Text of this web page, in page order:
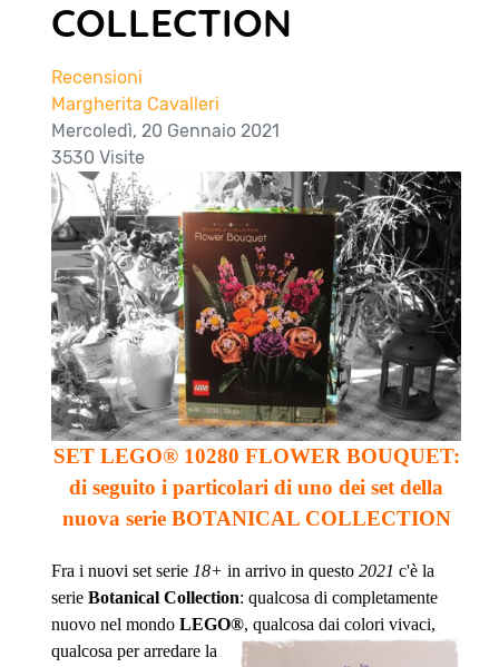
COLLECTION
Recensioni
Margherita Cavalleri
Mercoledì, 20 Gennaio 2021
3530 Visite
SET LEGO® 10280 FLOWER BOUQUET:
di seguito i particolari di uno dei set della
nuova serie BOTANICAL COLLECTION
Fra i nuovi set serie 18+ in arrivo in questo 2021 c'è la
serie Botanical Collection: qualcosa di completamente
nuovo nel mondo LEGO®, qualcosa dai colori vivaci,
qualcosa per arredare la